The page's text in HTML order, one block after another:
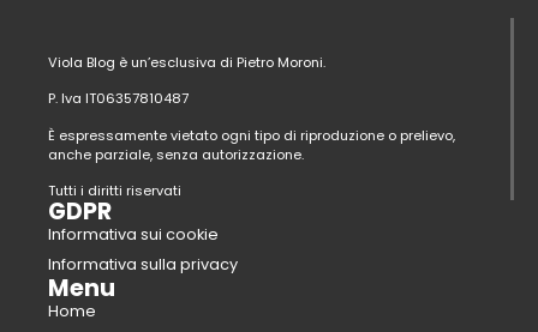
Viola Blog è un’esclusiva di Pietro Moroni.
P. Iva IT06357810487
È espressamente vietato ogni tipo di riproduzione o prelievo,
anche parziale, senza autorizzazione.
Tutti i diritti riservati
GDPR
Informativa sui cookie
Informativa sulla privacy
Menu
Home